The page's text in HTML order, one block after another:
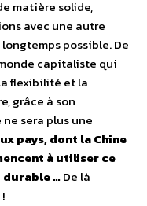
matière solide,
avec une autre
possible. De
capitaliste qui
flexibilité et la
grâce à son
sera plus une
pays, dont la Chine
à utiliser ce
…De là